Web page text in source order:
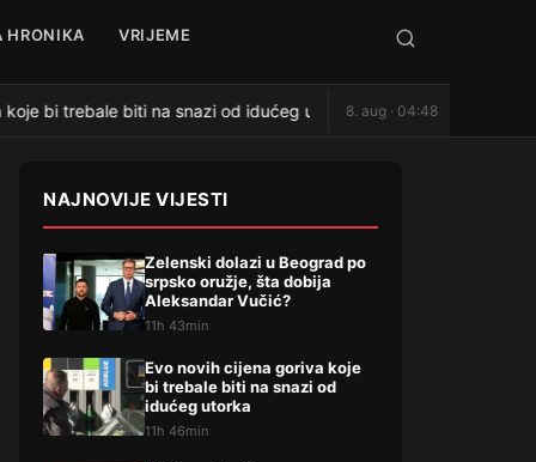
HRONIKA VRIJEME
bi trebale biti na snazi od idućeg utorka ● Možemo:
8. aug · 04:48
NAJNOVIJE VIJESTI
Zelenski dolazi u Beograd po
srpsko oružje, šta dobija
Aleksandar Vučić?
11h 43min
Evo novih cijena goriva koje
bi trebale biti na snazi od
idućeg utorka
11h 46min